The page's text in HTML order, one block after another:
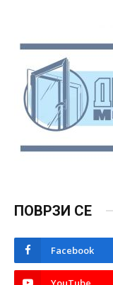
ПОВРЗИ СЕ
Facebook